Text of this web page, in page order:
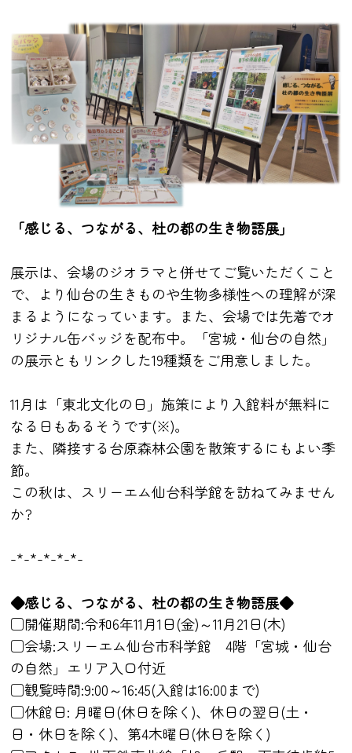
「感じる、つながる、杜の都の生き物語展」
展示は、会場のジオラマと併せてご覧いただくこと
で、より仙台の生きものや生物多様性への理解が深
まるようになっています。また、会場では先着でオ
リジナル缶バッジを配布中。「宮城・仙台の自然」
の展示ともリンクした19種類をご用意しました。
11月は「東北文化の日」施策により入館料が無料に
なる日もあるそうです(※)。
また、隣接する台原森林公園を散策するにもよい季
節。
この秋は、スリーエム仙台科学館を訪ねてみません
か?
-*-*-*-*-*-
◆感じる、つながる、杜の都の生き物語展◆
□開催期間:令和6年11月1日(金)～11月21日(木)
□会場:スリーエム仙台市科学館 4階「宮城・仙台
の自然」エリア入口付近
□観覧時間:9:00～16:45(入館は16:00まで)
□休館日: 月曜日(休日を除く)、休日の翌日(土・
日・休日を除く)、第4木曜日(休日を除く)